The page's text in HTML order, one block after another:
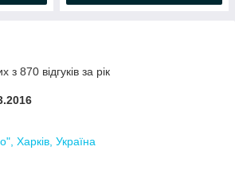
з 870 відгуків за рік
Харків, Україна